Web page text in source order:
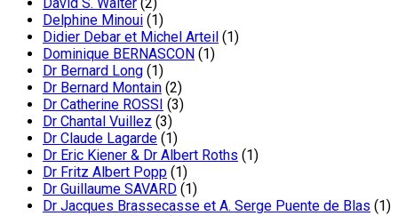
Delphine Minoui (1)
Didier Debar et Michel Arteil (1)
Dominique BERNASCON (1)
Dr Bernard Long (1)
Dr Bernard Montain (2)
Dr Catherine ROSSI (3)
Dr Chantal Vuillez (3)
Dr Claude Lagarde (1)
Dr Eric Kiener & Dr Albert Roths (1)
Dr Fritz Albert Popp (1)
Dr Guillaume SAVARD (1)
Dr Jacques Brassecasse et A. Serge Puente de Blas (1)